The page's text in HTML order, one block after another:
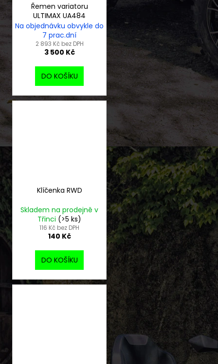
Řemen variatoru
ULTIMAX UA484
Na objednávku obvykle do
7 prac.dní
2 893 Kč bez DPH
3 500 Kč
DO KOŠÍKU
Klíčenka RWD
Skladem na prodejně v
Třinci (>5 ks)
116 Kč bez DPH
140 Kč
DO KOŠÍKU